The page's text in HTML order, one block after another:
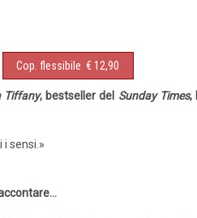
Cop. flessibile € 12,90
Tiffany, bestseller del Sunday Times,
sensi.»